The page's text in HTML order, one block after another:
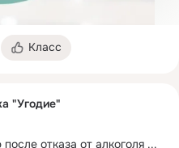
Класс
"Угодие"
отказа от алкоголя ...